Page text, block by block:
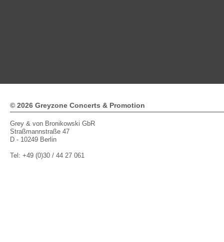
© 2026 Greyzone Concerts & Promotion
Grey & von Bronikowski GbR
Straßmannstraße 47
D - 10249 Berlin
Tel: +49 (0)30 / 44 27 061